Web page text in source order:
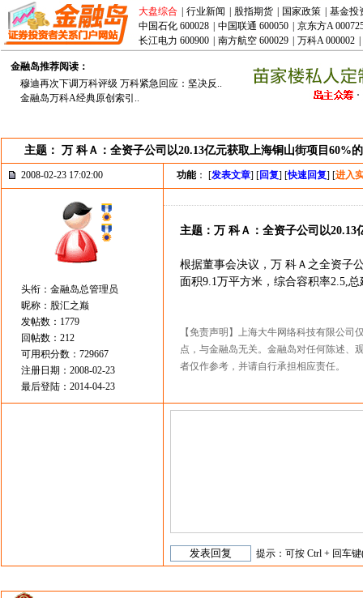
大盘综合 行业新闻 股指期货 国家政策
基金投
中国石化 600028
中国联通 600050
京东方A
长江电力 600900
南方航空 600029 万科A 000002
金融岛推荐阅读：
穆迪再次下调万科评级 万科紧急回应：坚决反..
金融岛万科A经典原创索引..
主题： 万 科Ａ：全资子公司以20.13亿元获取上海铜山街项目60%
2008-02-23 17:02:00 功能： [发表文章] [回复] [快速回复] [进入
头衔：金融岛总管理员
昵称：股汇之巅
发帖数：1779
回帖数：212
可用积分数：729667
注册日期：2008-02-23
最后登陆：2014-04-23
主题：万 科Ａ：全资子公司以
根据董事会决议，万 科Ａ之全资子
面积9.1万平方米，综合容积率2.5,
【免责声明】上海大牛网络科技有限公
点，与金融岛无关。金融岛对任何陈述、
者仅作参考，并请自行承担相应责任。
提示：可按 Ctrl + 回车